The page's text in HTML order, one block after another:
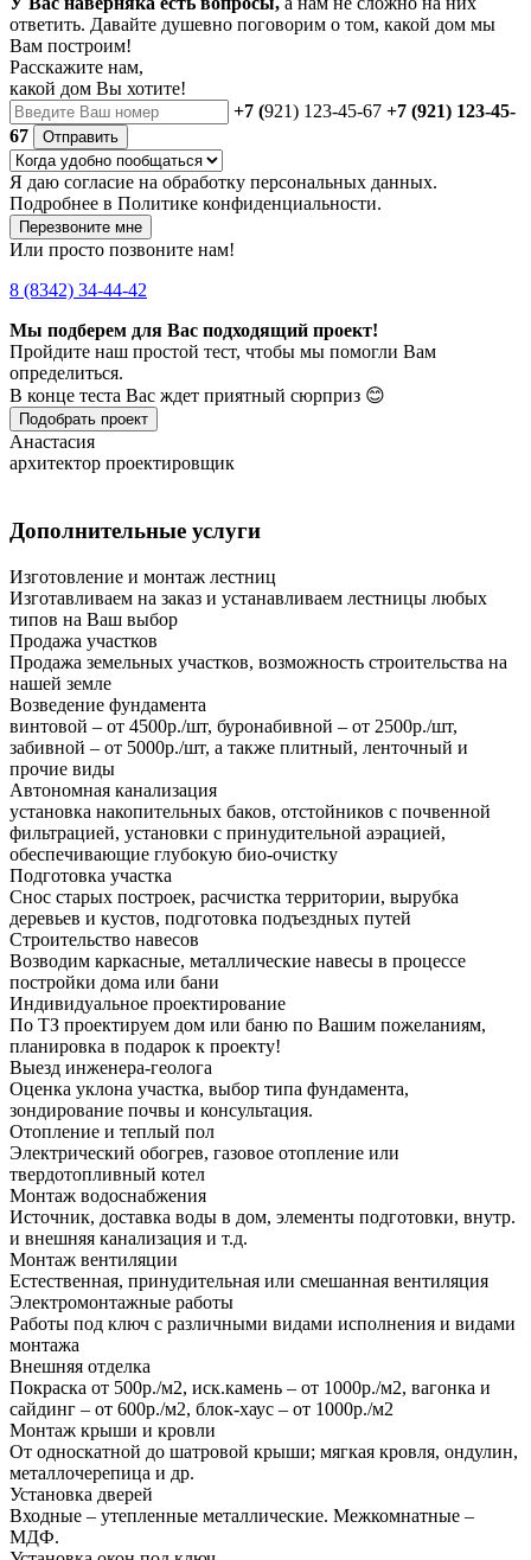
ответить. Давайте душевно поговорим о том, какой дом мы
Вам построим!
Расскажите нам,
какой дом Вы хотите!
+7 (921) 123-45-67 +7 (921) 123-45-
67
Отправить
Я даю согласие на обработку персональных данных.
Подробнее в Политике конфиденциальности.
Перезвоните мне
Или просто позвоните нам!
8 (8342) 34-44-42
Мы подберем для Вас подходящий проект!
Пройдите наш простой тест, чтобы мы помогли Вам
определиться.
В конце теста Вас ждет приятный сюрприз 😊
Подобрать проект
Анастасия
архитектор проектировщик
Дополнительные услуги
Изготовление и монтаж лестниц
Изготавливаем на заказ и устанавливаем лестницы любых
типов на Ваш выбор
Продажа участков
Продажа земельных участков, возможность строительства на
нашей земле
Возведение фундамента
винтовой – от 4500р./шт, буронабивной – от 2500р./шт,
забивной – от 5000р./шт, а также плитный, ленточный и
прочие виды
Автономная канализация
установка накопительных баков, отстойников с почвенной
фильтрацией, установки с принудительной аэрацией,
обеспечивающие глубокую био-очистку
Подготовка участка
Снос старых построек, расчистка территории, вырубка
деревьев и кустов, подготовка подъездных путей
Строительство навесов
Возводим каркасные, металлические навесы в процессе
постройки дома или бани
Индивидуальное проектирование
По ТЗ проектируем дом или баню по Вашим пожеланиям,
планировка в подарок к проекту!
Выезд инженера-геолога
Оценка уклона участка, выбор типа фундамента,
зондирование почвы и консультация.
Отопление и теплый пол
Электрический обогрев, газовое отопление или
твердотопливный котел
Монтаж водоснабжения
Источник, доставка воды в дом, элементы подготовки, внутр.
и внешняя канализация и т.д.
Монтаж вентиляции
Естественная, принудительная или смешанная вентиляция
Электромонтажные работы
Работы под ключ с различными видами исполнения и видами
монтажа
Внешняя отделка
Покраска от 500р./м2, иск.камень – от 1000р./м2, вагонка и
сайдинг – от 600р./м2, блок-хаус – от 1000р./м2
Монтаж крыши и кровли
От односкатной до шатровой крыши; мягкая кровля, ондулин,
металлочерепица и др.
Установка дверей
Входные – утепленные металлические. Межкомнатные –
МДФ.